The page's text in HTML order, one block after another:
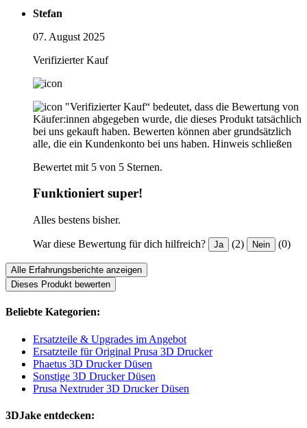
Stefan
07. August 2025
Verifizierter Kauf
"Verifizierter Kauf“ bedeutet, dass die Bewertung von
Käufer:innen abgegeben wurde, die dieses Produkt tatsächlich
bei uns gekauft haben. Bewerten können aber grundsätzlich
alle, die ein Kundenkonto bei uns haben. Hinweis schließen
Bewertet mit 5 von 5 Sternen.
Funktioniert super!
Alles bestens bisher.
War diese Bewertung für dich hilfreich? Ja (2) Nein (0)
Alle Erfahrungsberichte anzeigen
Dieses Produkt bewerten
Beliebte Kategorien:
Ersatzteile & Upgrades im Angebot
Ersatzteile für Original Prusa 3D Drucker
Phaetus 3D Drucker Düsen
Sonstige 3D Drucker Düsen
Prusa Nextruder 3D Drucker Düsen
3DJake entdecken: